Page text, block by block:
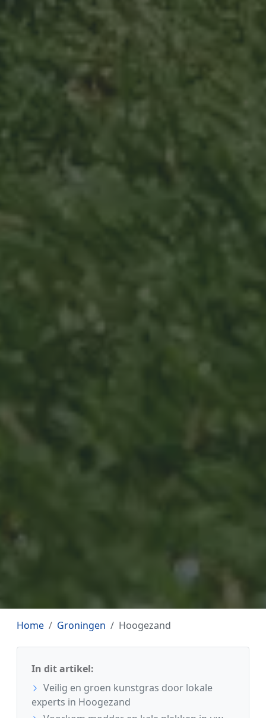
Home Groningen Hoogezand
In dit artikel:
Veilig en groen kunstgras door lokale
experts in Hoogezand